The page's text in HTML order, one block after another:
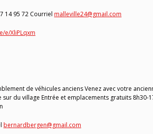
14 95 72 Courriel malleville24@gmail.com
e/XliPLqxm
de véhicules anciens Venez avec votre
sur du village Entrée et emplacements gratuits 8h30-
bernardbergen@gmail.com